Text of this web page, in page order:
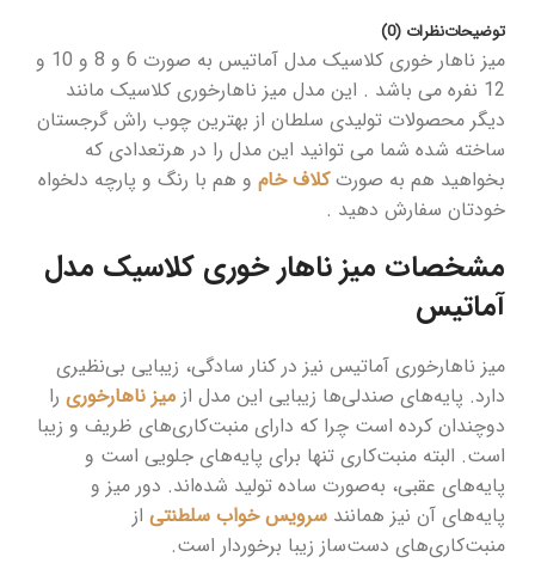
توضیحاتنظرات (0)
میز ناهار خوری کلاسیک مدل آماتیس به صورت 6 و 8 و 10 و
12 نفره می باشد . این مدل میز ناهارخوری کلاسیک مانند
دیگر محصولات تولیدی سلطان از بهترین چوب راش گرجستان
ساخته شده شما می توانید این مدل را در هرتعدادی که
بخواهید هم به صورتکلاف خام و هم با رنگ و پارچه دلخواه
خودتان سفارش دهید .
مشخصات میز ناهار خوری کلاسیک مدل
آماتیس
میز ناهارخوری آماتیس نیز در کنار سادگی، زیبایی بی‌نظیری
دارد. پایه‌های صندلی‌ها زیبایی این مدل از میز ناهارخوری را
دوچندان کرده است چرا که دارای منبت‌کاری‌های ظریف و زیبا
است. البته منبت‌کاری تنها برای پایه‌های جلویی است و
پایه‌های عقبی، به‌صورت ساده تولید شده‌اند. دور میز و
پایه‌های آن نیز همانند سرویس خواب سلطنتی از
منبت‌کاری‌های دست‌ساز زیبا برخوردار است.